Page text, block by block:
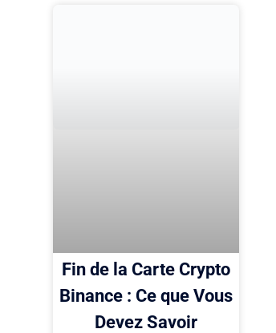
Fin de la Carte Crypto
Binance : Ce que Vous
Devez Savoir